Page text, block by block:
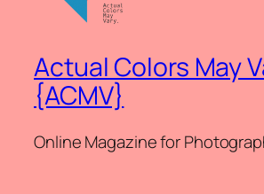
Actual Colors May
{ACMV}
Online Magazine for